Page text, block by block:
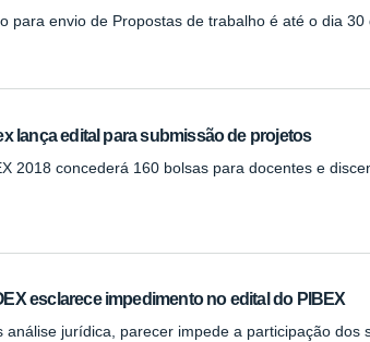
para envio de Propostas de trabalho é até o dia 30
lança edital para submissão de projetos
2018 concederá 160 bolsas para docentes e
esclarece impedimento no edital do PIBEX
análise jurídica, parecer impede a participação dos